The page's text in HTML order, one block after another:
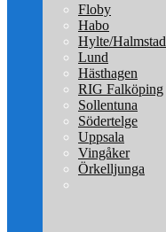
Floby
Habo
Hylte/Halmstad
Lund
Hästhagen
RIG Falköping
Sollentuna
Södertelge
Uppsala
Vingåker
Örkelljunga